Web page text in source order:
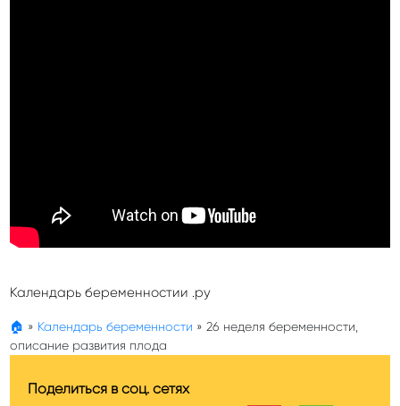
Календарь беременностии .ру
🏠 » Календарь беременности » 26 неделя беременности,
описание развития плода
Поделиться в соц. сетях